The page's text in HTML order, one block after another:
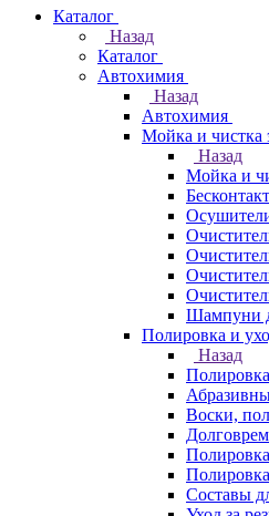
Каталог
Назад
Каталог
Автохимия
Назад
Автохимия
Мойка и чистка
Назад
Мойка и
Шампуни
Полировка и
Назад
Воски,
Составы